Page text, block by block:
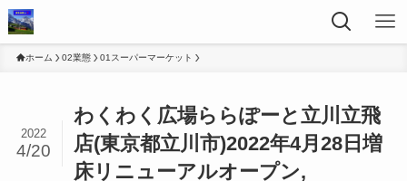
ホーム 02業態 01スーパーマーケット
わくわく広場ららぽーと立川立飛
店(東京都立川市)2022年4月28日増
床リニューアルオープン,
2022
4/20